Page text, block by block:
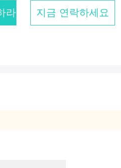
라 지금 연락하세요